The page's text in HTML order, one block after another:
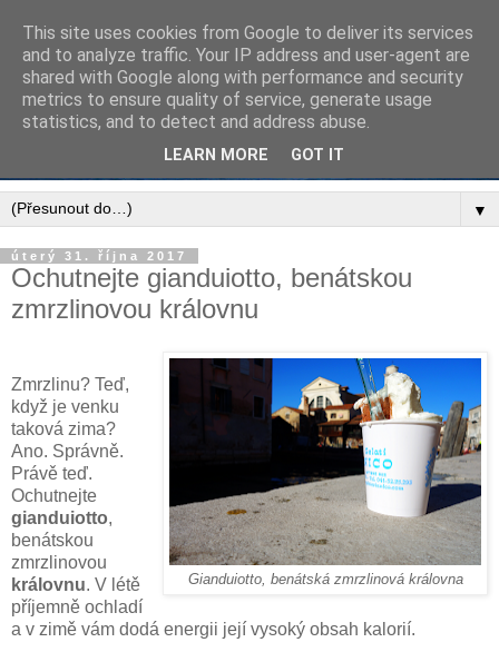
▼
úterý 31. října 2017
Ochutnejte gianduiotto, benátskou
zmrzlinovou královnu
Gianduiotto, benátská zmrzlinová královna
Zmrzlinu? Teď,
když je venku
taková zima?
Ano. Správně.
Právě teď.
Ochutnejte
gianduiotto,
benátskou
zmrzlinovou
královnu. V létě
příjemně ochladí
a v zimě vám dodá energii její vysoký obsah kalorií.
This site uses cookies from Google to deliver its services
and to analyze traffic. Your IP address and user-agent are
shared with Google along with performance and security
metrics to ensure quality of service, generate usage
statistics, and to detect and address abuse.
LEARN MORE GOT IT